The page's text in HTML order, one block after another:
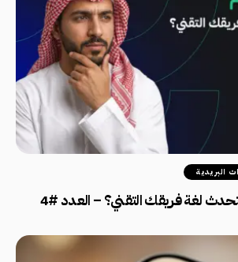
البريدية
لغة فريقك التقني؟ – العدد #4